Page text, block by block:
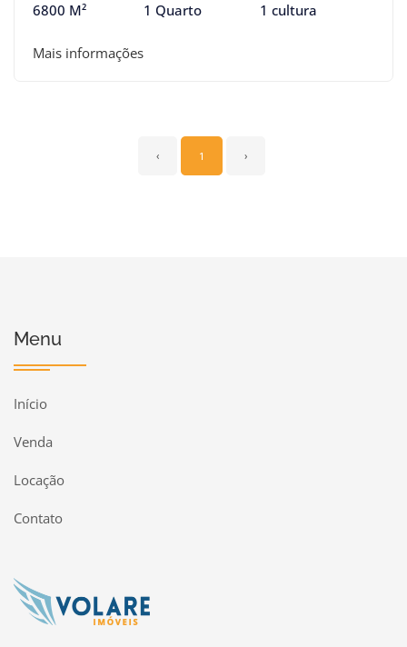
6800 M² 1 Quarto 1 cultura
Mais informações
‹ 1 ›
Menu
Início
Venda
Locação
Contato
Página inicial